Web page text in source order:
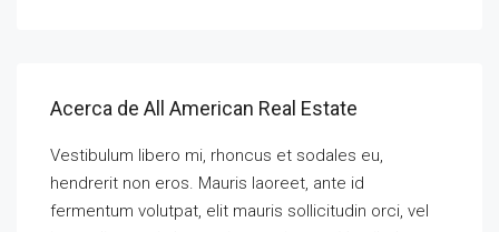
Acerca de All American Real Estate
Vestibulum libero mi, rhoncus et sodales eu,
hendrerit non eros. Mauris laoreet, ante id
fermentum volutpat, elit mauris sollicitudin orci, vel